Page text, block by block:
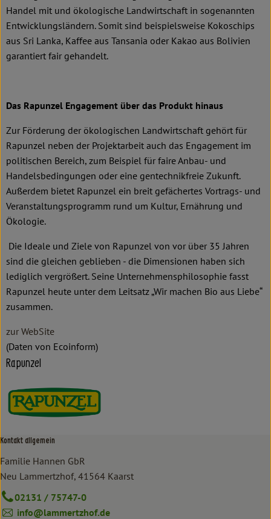
Handel mit und ökologische Landwirtschaft in sogenannten
Entwicklungsländern. Somit sind beispielsweise Kokoschips
aus Sri Lanka, Kaffee aus Tansania oder Kakao aus Bolivien
garantiert fair gehandelt.
Das Rapunzel Engagement über das Produkt hinaus
Zur Förderung der ökologischen Landwirtschaft gehört für
Rapunzel neben der Projektarbeit auch das Engagement im
politischen Bereich, zum Beispiel für faire Anbau- und
Handelsbedingungen oder eine gentechnikfreie Zukunft.
Außerdem bietet Rapunzel ein breit gefächertes Vortrags- und
Veranstaltungsprogramm rund um Kultur, Ernährung und
Ökologie.
Die Ideale und Ziele von Rapunzel von vor über 35 Jahren
sind die gleichen geblieben - die Dimensionen haben sich
lediglich vergrößert. Seine Unternehmensphilosophie fasst
Rapunzel heute unter dem Leitsatz „Wir machen Bio aus Liebe“
zusammen.
zur WebSite
(Daten von Ecoinform)
Rapunzel
Kontakt allgemein
Familie Hannen GbR
Neu Lammertzhof, 41564 Kaarst
02131 / 75747-0
info@lammertzhof.de